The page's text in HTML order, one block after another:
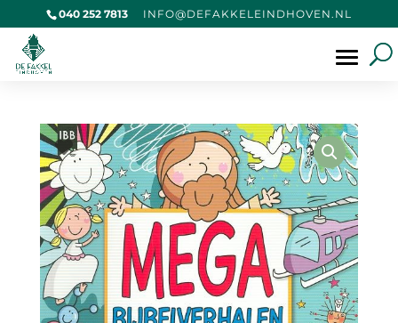
040 252 7813 LN.NE
VOHDN
IELEK
KAFED
@OFNI
Producten